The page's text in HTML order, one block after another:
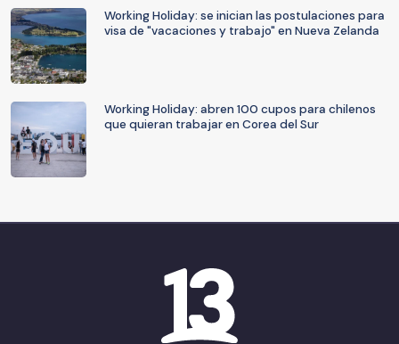
Working Holiday: se inician las postulaciones para
visa de "vacaciones y trabajo" en Nueva Zelanda
Working Holiday: abren 100 cupos para chilenos
que quieran trabajar en Corea del Sur